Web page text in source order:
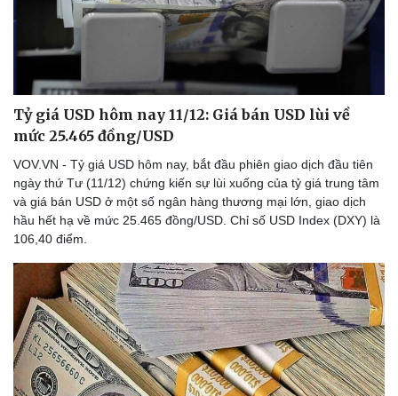
Du lịch
Săn Tour
check-in
Đọc truyện đêm khuya
Cửa sổ tình yêu
Kể chuyện cho bé
Hạt giống tâm hồn
Tỷ giá USD hôm nay 11/12: Giá bán USD lùi về
mức 25.465 đồng/USD
VOV.VN - Tỷ giá USD hôm nay, bắt đầu phiên giao dịch đầu tiên
ngày thứ Tư (11/12) chứng kiến sự lùi xuống của tỷ giá trung tâm
và giá bán USD ở một số ngân hàng thương mại lớn, giao dịch
hầu hết hạ về mức 25.465 đồng/USD. Chỉ số USD Index (DXY) là
106,40 điểm.